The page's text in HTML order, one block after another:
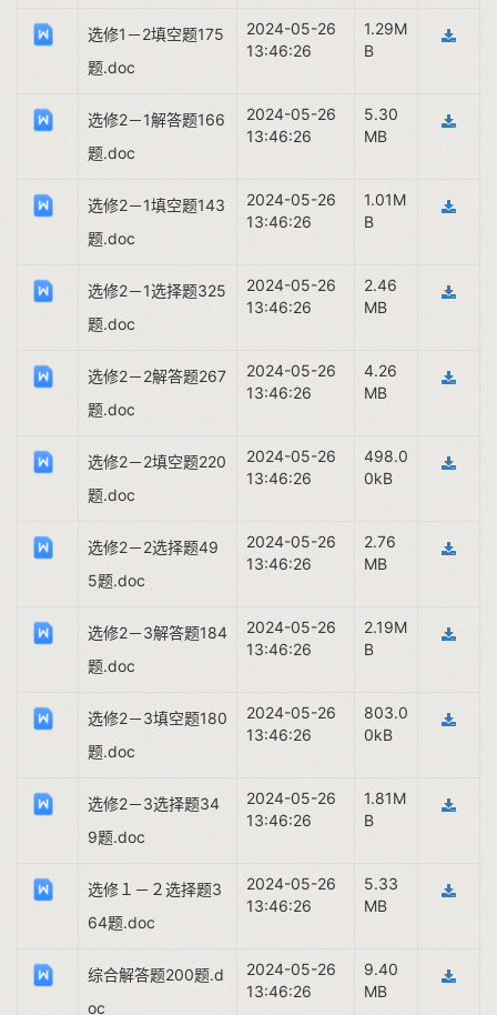
选修1－2填空题175
题.doc
2024-05-26
13:46:26
1.29M
B
选修2－1解答题166
题.doc
2024-05-26
13:46:26
5.30
MB
选修2－1填空题143
题.doc
2024-05-26
13:46:26
1.01M
B
选修2－1选择题325
题.doc
2024-05-26
13:46:26
2.46
MB
选修2－2解答题267
题.doc
2024-05-26
13:46:26
4.26
MB
选修2－2填空题220
题.doc
2024-05-26
13:46:26
498.0
0kB
选修2－2选择题49
5题.doc
2024-05-26
13:46:26
2.76
MB
选修2－3解答题184
题.doc
2024-05-26
13:46:26
2.19M
B
选修2－3填空题180
题.doc
2024-05-26
13:46:26
803.0
0kB
选修2－3选择题34
9题.doc
2024-05-26
13:46:26
1.81M
B
选修１－２选择题3
64题.doc
2024-05-26
13:46:26
5.33
MB
综合解答题200题.d
oc
2024-05-26
13:46:26
9.40
MB